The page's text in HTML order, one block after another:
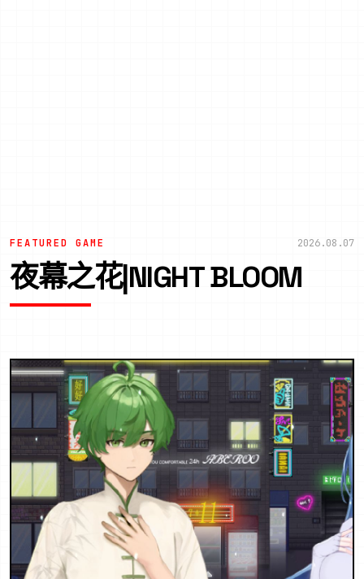
FEATURED GAME 2026.08.07
夜幕之花|NIGHT BLOOM